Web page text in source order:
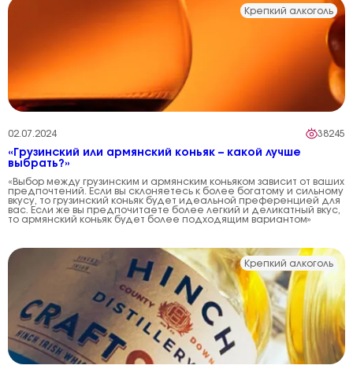
Крепкий алкоголь
02.07.2024 38245
«Грузинский или армянский коньяк – какой лучше
выбрать?»
«Выбор между грузинским и армянским коньяком зависит от ваших
предпочтений. Если вы склоняетесь к более богатому и сильному
вкусу, то грузинский коньяк будет идеальной преференцией для
вас. Если же вы предпочитаете более легкий и деликатный вкус,
то армянский коньяк будет более подходящим вариантом»
Крепкий алкоголь